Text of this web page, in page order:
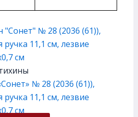
№ 28 (2036 (61)),
ручка 11,1 см, лезвие
см